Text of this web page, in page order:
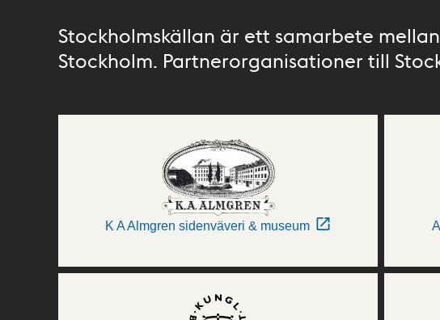
Stockholmskällan är ett samarbete
Stockholm. Partnerorganisationer till
K A Almgren sidenväveri & museum